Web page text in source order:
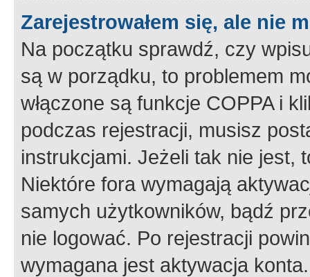
Zarejestrowałem się, ale nie
Na początku sprawdź, czy
są w porządku, to problemem
włączone są funkcje COPPA i
podczas rejestracji, musisz
instrukcjami. Jeżeli tak nie jest,
Niektóre fora wymagają
samych użytkowników, bądź
nie logować. Po rejestracji
wymagana jest aktywacja